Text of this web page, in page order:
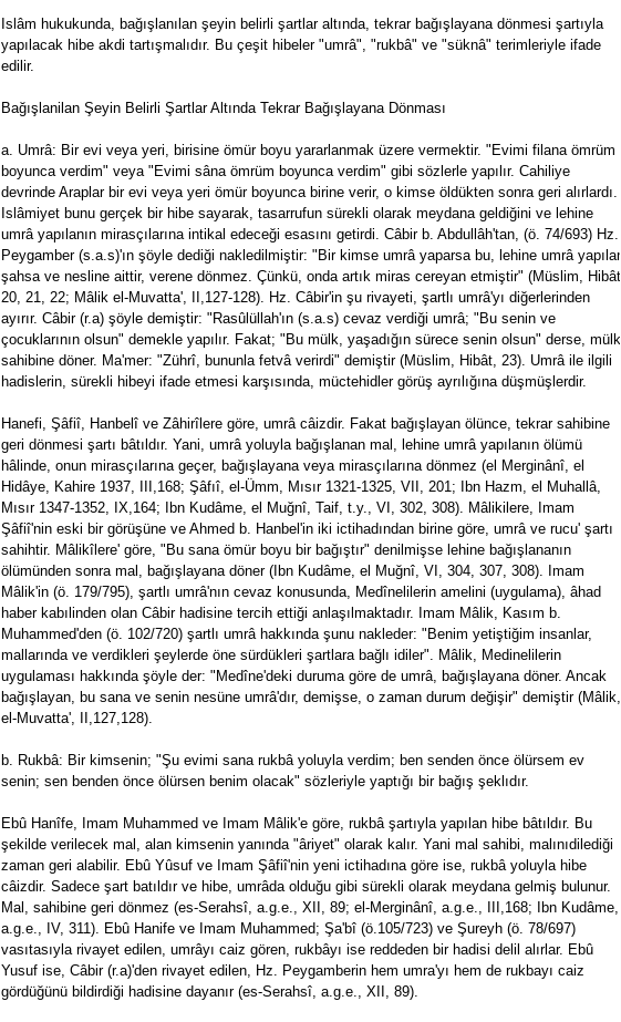
Islâm hukukunda, bağışlanılan şeyin belirli şartlar altında, tekrar bağışlayana dönmesi şartıyla
yapılacak hibe akdi tartışmalıdır. Bu çeşit hibeler "umrâ", "rukbâ" ve "süknâ" terimleriyle ifade
edilir.
Bağışlanilan Şeyin Belirli Şartlar Altında Tekrar Bağışlayana Dönması
a. Umrâ: Bir evi veya yeri, birisine ömür boyu yararlanmak üzere vermektir. "Evimi filana ömrüm
boyunca verdim" veya "Evimi sâna ömrüm boyunca verdim" gibi sözlerle yapılır. Cahiliye
devrinde Araplar bir evi veya yeri ömür boyunca birine verir, o kimse öldükten sonra geri alırlardı.
Islâmiyet bunu gerçek bir hibe sayarak, tasarrufun sürekli olarak meydana geldiğini ve lehine
umrâ yapılanın mirasçılarına intikal edeceği esasını getirdi. Câbir b. Abdullâh'tan, (ö. 74/693) Hz.
Peygamber (s.a.s)'ın şöyle dediği nakledilmiştir: "Bir kimse umrâ yaparsa bu, lehine umrâ yapılan
şahsa ve nesline aittir, verene dönmez. Çünkü, onda artık miras cereyan etmiştir" (Müslim, Hibât,
20, 21, 22; Mâlik el-Muvatta', II,127-128). Hz. Câbir'in şu rivayeti, şartlı umrâ'yı diğerlerinden
ayırır. Câbir (r.a) şöyle demiştir: "Rasûlüllah'ın (s.a.s) cevaz verdiği umrâ; "Bu senin ve
çocuklarının olsun" demekle yapılır. Fakat; "Bu mülk, yaşadığın sürece senin olsun" derse, mülk,
sahibine döner. Ma'mer: "Zührî, bununla fetvâ verirdi" demiştir (Müslim, Hibât, 23). Umrâ ile ilgili
hadislerin, sürekli hibeyi ifade etmesi karşısında, müctehidler görüş ayrılığına düşmüşlerdir.
Hanefi, Şâfiî, Hanbelî ve Zâhirîlere göre, umrâ câizdir. Fakat bağışlayan ölünce, tekrar sahibine
geri dönmesi şartı bâtıldır. Yani, umrâ yoluyla bağışlanan mal, lehine umrâ yapılanın ölümü
hâlinde, onun mirasçılarına geçer, bağışlayana veya mirasçılarına dönmez (el Merginânî, el
Hidâye, Kahire 1937, III,168; Şâfıî, el-Ümm, Mısır 1321-1325, VII, 201; Ibn Hazm, el Muhallâ,
Mısır 1347-1352, IX,164; Ibn Kudâme, el Muğnî, Taif, t.y., VI, 302, 308). Mâlikilere, Imam
Şâfiî'nin eski bir görüşüne ve Ahmed b. Hanbel'in iki ictihadından birine göre, umrâ ve rucu' şartı
sahihtir. Mâlikîlere' göre, "Bu sana ömür boyu bir bağıştır" denilmişse lehine bağışlananın
ölümünden sonra mal, bağışlayana döner (Ibn Kudâme, el Muğnî, VI, 304, 307, 308). Imam
Mâlik'in (ö. 179/795), şartlı umrâ'nın cevaz konusunda, Medînelilerin amelini (uygulama), âhad
haber kabılinden olan Câbir hadisine tercih ettiği anlaşılmaktadır. Imam Mâlik, Kasım b.
Muhammed'den (ö. 102/720) şartlı umrâ hakkında şunu nakleder: "Benim yetiştiğim insanlar,
mallarında ve verdikleri şeylerde öne sürdükleri şartlara bağlı idiler". Mâlik, Medinelilerin
uygulaması hakkında şöyle der: "Medîne'deki duruma göre de umrâ, bağışlayana döner. Ancak
bağışlayan, bu sana ve senin nesüne umrâ'dır, demişse, o zaman durum değişir" demiştir (Mâlik,
el-Muvatta', II,127,128).
b. Rukbâ: Bir kimsenin; "Şu evimi sana rukbâ yoluyla verdim; ben senden önce ölürsem ev
senin; sen benden önce ölürsen benim olacak" sözleriyle yaptığı bir bağış şeklıdır.
Ebû Hanîfe, Imam Muhammed ve Imam Mâlik'e göre, rukbâ şartıyla yapılan hibe bâtıldır. Bu
şekilde verilecek mal, alan kimsenin yanında "âriyet" olarak kalır. Yani mal sahibi, malınıdilediği
zaman geri alabilir. Ebû Yûsuf ve Imam Şâfiî'nin yeni ictihadına göre ise, rukbâ yoluyla hibe
câizdir. Sadece şart batıldır ve hibe, umrâda olduğu gibi sürekli olarak meydana gelmiş bulunur.
Mal, sahibine geri dönmez (es-Serahsî, a.g.e., XII, 89; el-Merginânî, a.g.e., III,168; Ibn Kudâme,
a.g.e., IV, 311). Ebû Hanife ve Imam Muhammed; Şa'bî (ö.105/723) ve Şureyh (ö. 78/697)
vasıtasıyla rivayet edilen, umrâyı caiz gören, rukbâyı ise reddeden bir hadisi delil alırlar. Ebû
Yusuf ise, Câbir (r.a)'den rivayet edilen, Hz. Peygamberin hem umra'yı hem de rukbayı caiz
gördüğünü bildirdiği hadisine dayanır (es-Serahsî, a.g.e., XII, 89).